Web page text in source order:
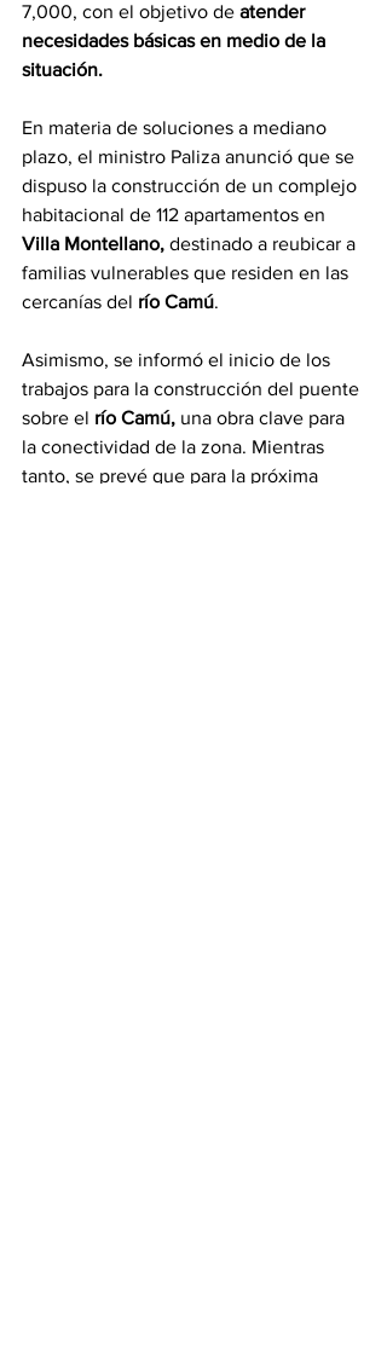
7,000, con el objetivo de atender
necesidades básicas en medio de la
situación.
En materia de soluciones a mediano
plazo, el ministro Paliza anunció que se
dispuso la construcción de un complejo
habitacional de 112 apartamentos en
Villa Montellano, destinado a reubicar a
familias vulnerables que residen en las
cercanías del río Camú.
Asimismo, se informó el inicio de los
trabajos para la construcción del puente
sobre el río Camú, una obra clave para
la conectividad de la zona. Mientras
tanto, se prevé que para la próxima